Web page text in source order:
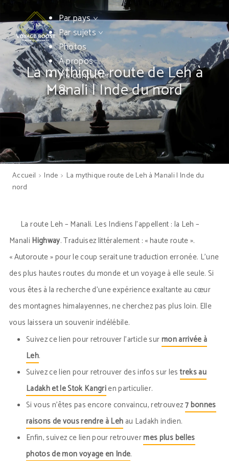
Par pays
Par sujets
Photos
À propos
Me contacter
La mythique route de Leh à
Manali | Inde du nord
Accueil > Inde > La mythique route de Leh à Manali | Inde du
nord
La route Leh – Manali. Les Indiens l’appellent : la Leh –
Manali Highway. Traduisez littéralement : « haute route ».
« Autoroute » pour le coup serait une traduction erronée. L’une
des plus hautes routes du monde et un voyage à elle seule. Si
vous êtes à la recherche d’une expérience exaltante au cœur
des montagnes himalayennes, ne cherchez pas plus loin. Elle
vous laissera un souvenir indélébile.
Suivez ce lien pour retrouver l’article surmon arrivée à
Leh.
Suivez ce lien pour retrouver des infos sur les treks au
Ladakh et le Stok Kangrien particulier.
Si vous n’êtes pas encore convaincu, retrouvez7 bonnes
raisons de vous rendre à Lehau Ladakh indien.
Enfin, suivez ce lien pour retrouvermes plus belles
photos de mon voyage en Inde.